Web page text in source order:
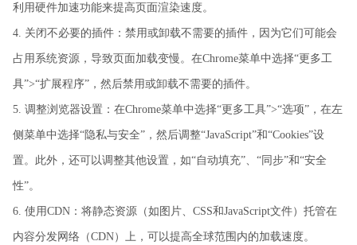
利用硬件加速功能来提高页面渲染速度。
4. 关闭不必要的插件：禁用或卸载不需要的插件，因为它们可能会
占用系统资源，导致页面加载变慢。在Chrome菜单中选择“更多工
具”>“扩展程序”，然后禁用或卸载不需要的插件。
5. 调整浏览器设置：在Chrome菜单中选择“更多工具”>“选项”，在左
侧菜单中选择“隐私与安全”，然后调整“JavaScript”和“Cookies”设
置。此外，还可以调整其他设置，如“自动填充”、“同步”和“安全
性”。
6. 使用CDN：将静态资源（如图片、CSS和JavaScript文件）托管在
内容分发网络（CDN）上，可以提高全球范围内的加载速度。